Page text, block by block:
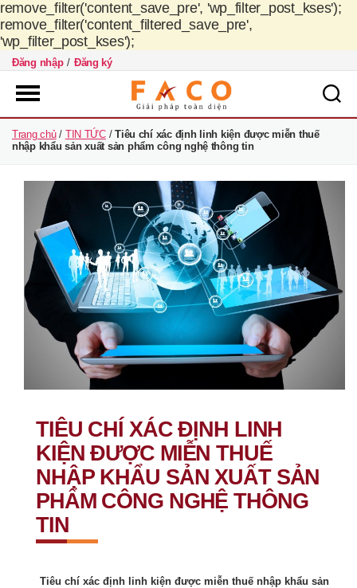
remove_filter('content_save_pre', 'wp_filter_post_kses');
remove_filter('content_filtered_save_pre',
'wp_filter_post_kses');
Đăng nhập / Đăng ký
FACO
Việt
Nam
Trang chủ/ TIN TỨC/Tiêu chí xác định linh kiện được miễn thuế
nhập khẩu sản xuất sản phẩm công nghệ thông tin
TIÊU CHÍ XÁC ĐỊNH LINH
KIỆN ĐƯỢC MIỄN THUẾ
NHẬP KHẨU SẢN XUẤT SẢN
PHẨM CÔNG NGHỆ THÔNG
TIN
Tiêu chí xác định linh kiện được miễn thuế nhập khẩu sản